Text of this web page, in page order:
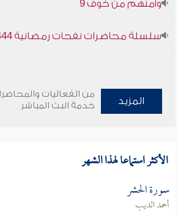
وأمنهم من خوف 9
سلسلة محاضرات نفحات رمضانية 1444هـ
المزيد
من الفعاليات
خدمة البث المباشر
الأكثر استماعا لهذا الشهر
سورة الحشر
أحمد الديب